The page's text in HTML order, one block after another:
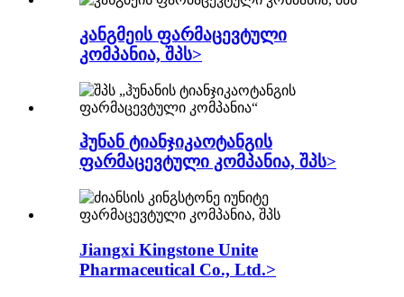
კანგმეის ფარმაცევტული
კომპანია, შპს>
ჰუნან ტიანჯიკაოტანგის
ფარმაცევტული კომპანია, შპს>
Jiangxi Kingstone Unite
Pharmaceutical Co., Ltd.>